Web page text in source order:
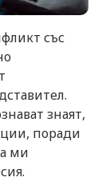
със
знаят,
поради
ми